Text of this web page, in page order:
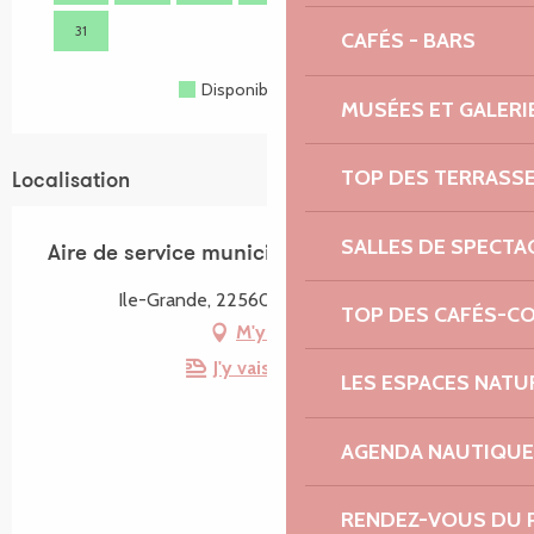
CAFÉS - BARS
MUSÉES ET
TOP DES
SALLES DE
TOP DES CAFÉS-
LES ESPACES
AGENDA NAUTIQUE
RENDEZ-VOUS DU
31
Disponible
Localisation
Aire de service municipale du Dourlin
Ile-Grande, 22560 Pleumeur-Bodou
M'y rendre
J'y vais en train !